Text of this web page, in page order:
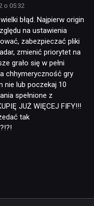
o 05:32
błąd. Najpierw origin
na ustawienia
zabezpieczać pliki
zmienić priorytet na
grało się w pełni
chhymeryczność gry
nie lub poczekaj 10
spełnione z
JUŻ WIĘCEJ FIFY!!!
tak